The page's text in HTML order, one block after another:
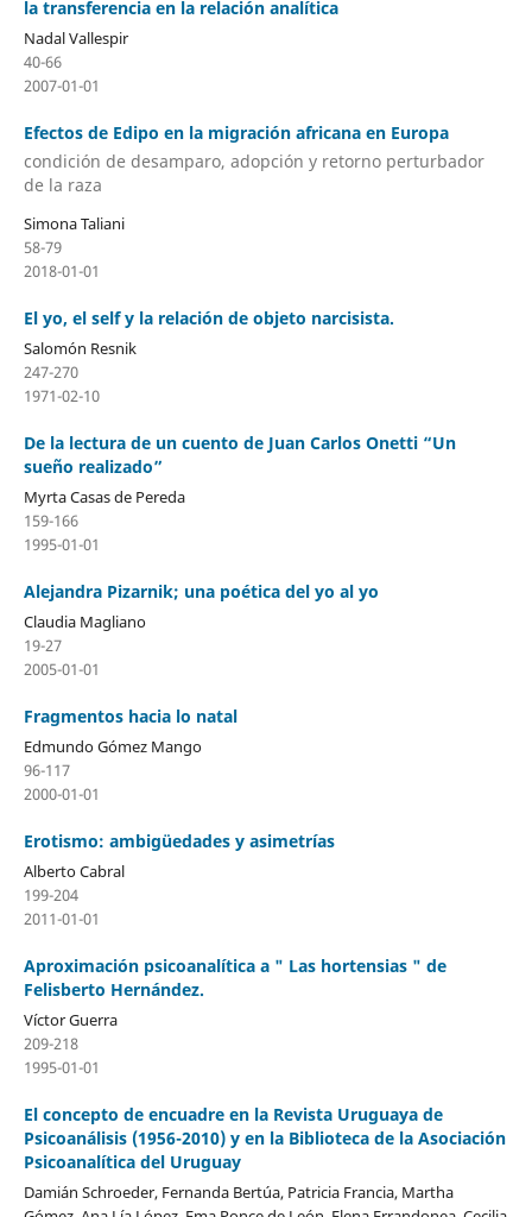
la transferencia en la relación analítica
Nadal Vallespir
40-66
2007-01-01
Efectos de Edipo en la migración africana en Europa
condición de desamparo, adopción y retorno perturbador
de la raza
Simona Taliani
58-79
2018-01-01
El yo, el self y la relación de objeto narcisista.
Salomón Resnik
247-270
1971-02-10
De la lectura de un cuento de Juan Carlos Onetti “Un
sueño realizado”
Myrta Casas de Pereda
159-166
1995-01-01
Alejandra Pizarnik; una poética del yo al yo
Claudia Magliano
19-27
2005-01-01
Fragmentos hacia lo natal
Edmundo Gómez Mango
96-117
2000-01-01
Erotismo: ambigüedades y asimetrías
Alberto Cabral
199-204
2011-01-01
Aproximación psicoanalítica a " Las hortensias " de
Felisberto Hernández.
Víctor Guerra
209-218
1995-01-01
El concepto de encuadre en la Revista Uruguaya de
Psicoanálisis (1956-2010) y en la Biblioteca de la Asociación
Psicoanalítica del Uruguay
Damián Schroeder, Fernanda Bertúa, Patricia Francia, Martha